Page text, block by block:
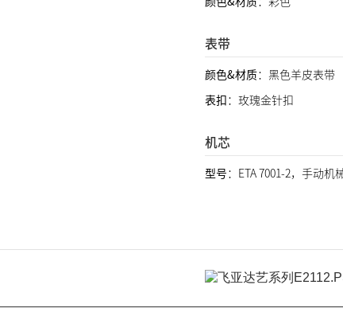
表带
颜色&材质：黑色羊皮表带
表扣：玫瑰金针扣
机芯
型号：ETA 7001-2，手动机